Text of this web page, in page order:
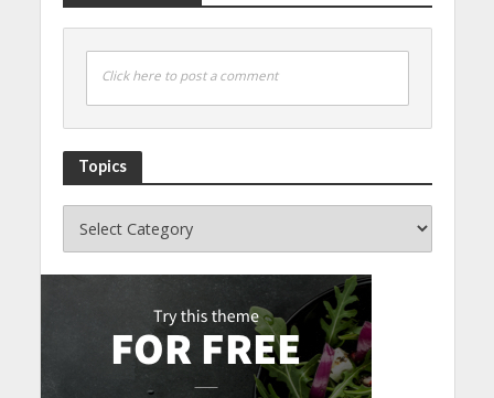
Click here to post a comment
Topics